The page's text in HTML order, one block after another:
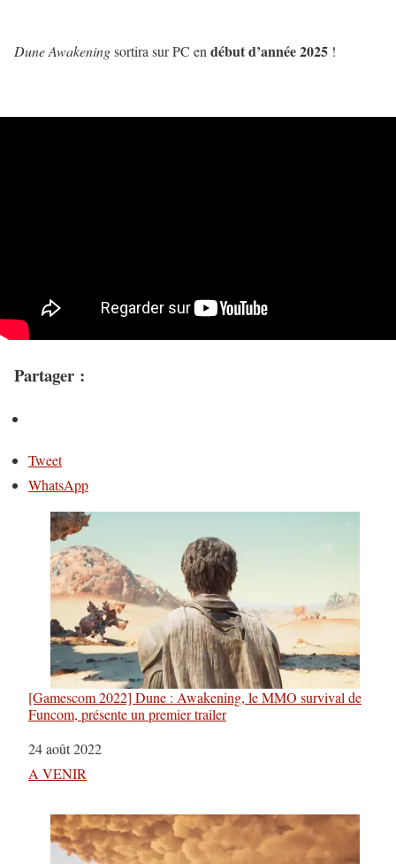
Dune Awakeningsortira sur PC endébut d’année 2025 !
Partager :
Tweet
WhatsApp
[Gamescom 2022] Dune : Awakening, le MMO survival de
Funcom, présente un premier trailer
Date
24 août 2022
Par rapport à
A VENIR